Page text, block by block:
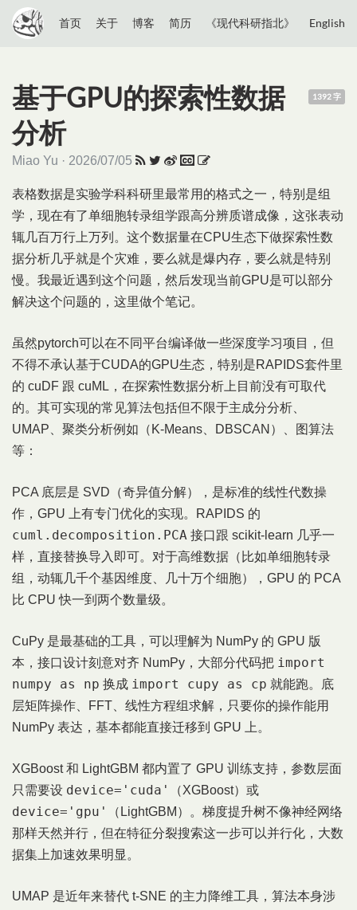
首页 关于 博客 简历 《现代科研指北》 English
1392 字
基于GPU的探索性数据
分析
Miao Yu · 2026/07/05
表格数据是实验学科科研里最常用的格式之一，特别是组
学，现在有了单细胞转录组学跟高分辨质谱成像，这张表动
辄几百万行上万列。这个数据量在CPU生态下做探索性数
据分析几乎就是个灾难，要么就是爆内存，要么就是特别
慢。我最近遇到这个问题，然后发现当前GPU是可以部分
解决这个问题的，这里做个笔记。
虽然pytorch可以在不同平台编译做一些深度学习项目，但
不得不承认基于CUDA的GPU生态，特别是RAPIDS套件里
的 cuDF 跟 cuML，在探索性数据分析上目前没有可取代
的。其可实现的常见算法包括但不限于主成分分析、
UMAP、聚类分析例如（K-Means、DBSCAN）、图算法
等：
PCA 底层是 SVD（奇异值分解），是标准的线性代数操
作，GPU 上有专门优化的实现。RAPIDS 的
cuml.decomposition.PCA 接口跟 scikit-learn 几乎一
样，直接替换导入即可。对于高维数据（比如单细胞转录
组，动辄几千个基因维度、几十万个细胞），GPU 的 PCA
比 CPU 快一到两个数量级。
CuPy 是最基础的工具，可以理解为 NumPy 的 GPU 版
本，接口设计刻意对齐 NumPy，大部分代码把 import
numpy as np 换成 import cupy as cp 就能跑。底
层矩阵操作、FFT、线性方程组求解，只要你的操作能用
NumPy 表达，基本都能直接迁移到 GPU 上。
XGBoost 和 LightGBM 都内置了 GPU 训练支持，参数层面
只需要设 device='cuda' （XGBoost）或
device='gpu'
（LightGBM）。梯度提升树不像神经网络
那样天然并行，但在特征分裂搜索这一步可以并行化，大数
据集上加速效果明显。
UMAP 是近年来替代 t-SNE 的主力降维工具，算法本身涉